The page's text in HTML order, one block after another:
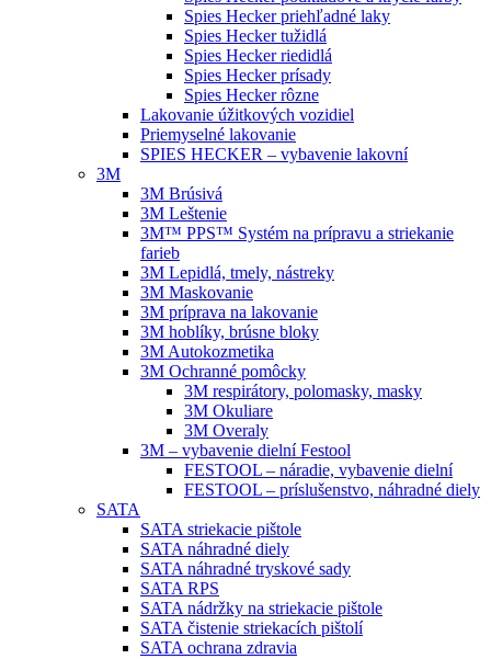
Spies Hecker priehľadné laky
Spies Hecker tužidlá
Spies Hecker riedidlá
Spies Hecker prísady
Spies Hecker rôzne
Lakovanie úžitkových vozidiel
Priemyselné lakovanie
SPIES HECKER – vybavenie lakovní
3M
3M Brúsivá
3M Leštenie
3M™ PPS™ Systém na prípravu a striekanie
farieb
3M Lepidlá, tmely, nástreky
3M Maskovanie
3M príprava na lakovanie
3M hoblíky, brúsne bloky
3M Autokozmetika
3M Ochranné pomôcky
3M respirátory, polomasky, masky
3M Okuliare
3M Overaly
3M – vybavenie dielní Festool
FESTOOL – náradie, vybavenie dielní
FESTOOL – príslušenstvo, náhradné diely
SATA
SATA striekacie pištole
SATA náhradné diely
SATA náhradné tryskové sady
SATA RPS
SATA nádržky na striekacie pištole
SATA čistenie striekacích pištolí
SATA ochrana zdravia